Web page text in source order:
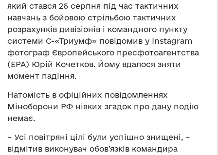
який стався 26 серпня під час тактичних
навчань з бойовою стрільбою тактичних
розрахунків дивізіонів і командного пункту
системи С-«Триумф» повідомив у Instagram
фотограф Європейського пресфотоагентства
(EPA) Юрій Кочетков. Йому вдалося зняти
момент падіння.
Натомість в офіційних повідомленнях
Міноборони РФ ніяких згадок про дану подію
немає.
– Усі повітряні цілі були успішно знищені, –
відмітив виконувач обов’язків командира